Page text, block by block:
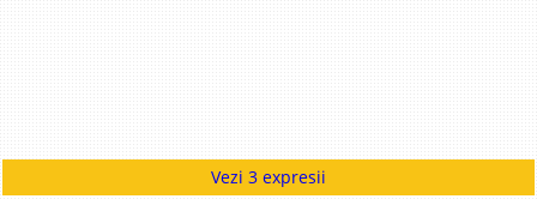
Vezi 3 expresii